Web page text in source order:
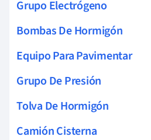
Grupo Electrógeno
Bombas De Hormigón
Equipo Para Pavimentar
Grupo De Presión
Tolva De Hormigón
Camión Cisterna